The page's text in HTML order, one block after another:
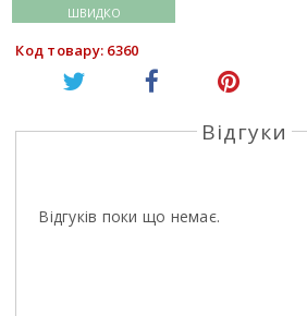
ШВИДКО
Код товару: 6360
Відгуки
Відгуків поки що немає.